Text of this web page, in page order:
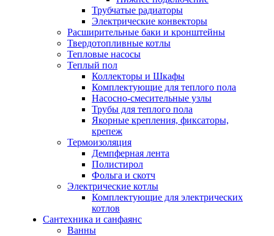
Трубчатые радиаторы
Электрические конвекторы
Расширительные баки и кронштейны
Твердотопливные котлы
Тепловые насосы
Теплый пол
Коллекторы и Шкафы
Комплектующие для теплого пола
Насосно-смесительные узлы
Трубы для теплого пола
Якорные крепления, фиксаторы,
крепеж
Термоизоляция
Демпферная лента
Полистирол
Фольга и скотч
Электрические котлы
Комплектующие для электрических
котлов
Сантехника и санфаянс
Ванны